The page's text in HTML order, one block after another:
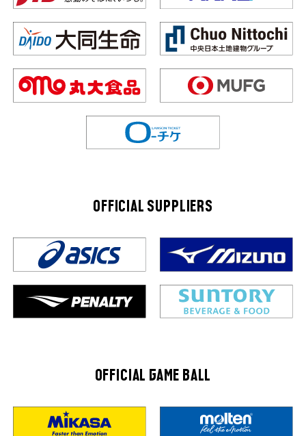
OFFICIAL SUPPLIERS
OFFICIAL GAME BALL